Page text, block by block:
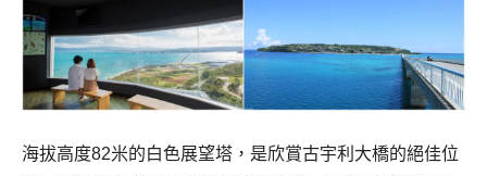
海拔高度82米的白色展望塔，是欣賞古宇利大橋的絕佳位